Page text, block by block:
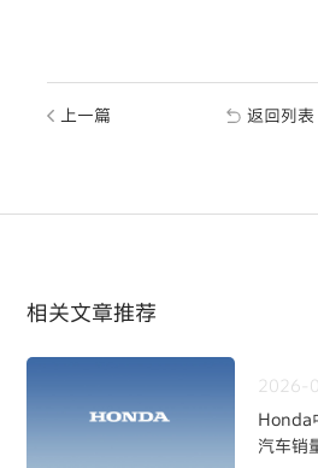
上一篇 返回列表
相关文章推荐
2026-
Honda
汽车销